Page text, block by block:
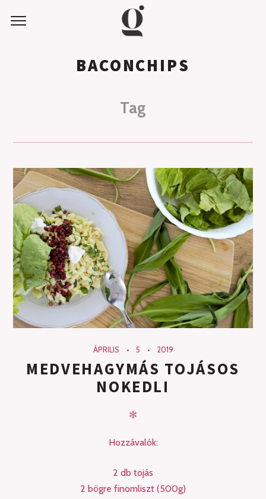
BACONCHIPS
Tag
ÁPRILIS 5 2019
MEDVEHAGYMÁS TOJÁSOS
NOKEDLI
✻
Hozzávalók:
2 db tojás
2 bögre finomliszt (500g)